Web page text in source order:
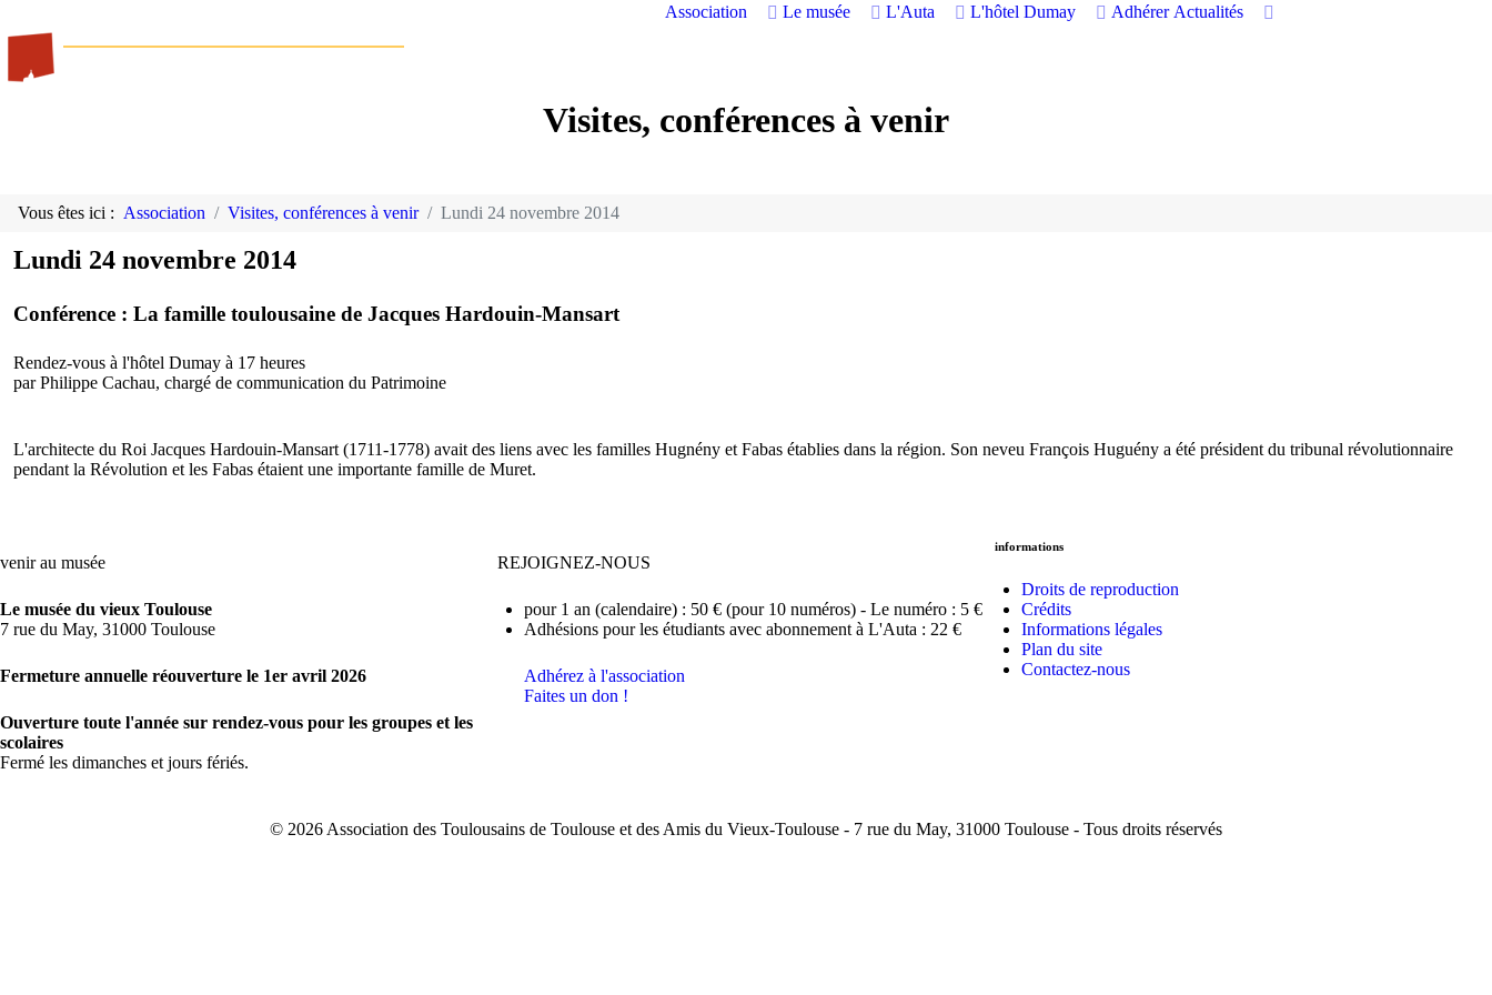
Association Le musée L'Auta L'hôtel Dumay Adhérer Actualités
Visites, conférences à venir
Vous êtes ici : Association Visites, conférences à venir Lundi 24 novembre 2014
Lundi 24 novembre 2014
Conférence : La famille toulousaine de Jacques Hardouin-Mansart
Rendez-vous à l'hôtel Dumay à 17 heures
par Philippe Cachau, chargé de communication du Patrimoine
L'architecte du Roi Jacques Hardouin-Mansart (1711-1778) avait des liens avec les familles Hugnény et Fabas établies dans la région. Son neveu François Huguény a été président du tribunal révolutionnaire
pendant la Révolution et les Fabas étaient une importante famille de Muret.
venir au musée
Le musée du vieux Toulouse
7 rue du May, 31000 Toulouse
Fermeture annuelle réouverture le 1er avril 2026
Ouverture toute l'année sur rendez-vous pour les groupes et les
scolaires
Fermé les dimanches et jours fériés.
REJOIGNEZ-NOUS
pour 1 an (calendaire) : 50 € (pour 10 numéros) - Le numéro : 5 €
Adhésions pour les étudiants avec abonnement à L'Auta : 22 €
Adhérez à l'association
Faites un don !
informations
Droits de reproduction
Crédits
Informations légales
Plan du site
Contactez-nous
© 2026 Association des Toulousains de Toulouse et des Amis du Vieux-Toulouse - 7 rue du May, 31000 Toulouse - Tous droits réservés